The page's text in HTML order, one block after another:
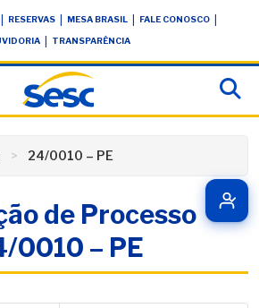
RESERVAS MESA BRASIL FALE CONOSCO
TRANSPARÊNCIA
24/0010 – PE
de Processo
0010 – PE